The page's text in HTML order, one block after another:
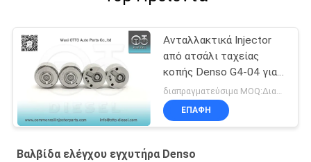
Ανταλλακτικά Injector
από ατσάλι ταχείας
κοπής Denso G4-04 για
Σύστημα Ψεκασμού
Καυσίμου Diesel
ΕΠΑΦΉ
Βαλβίδα ελέγχου εγχυτήρα Denso